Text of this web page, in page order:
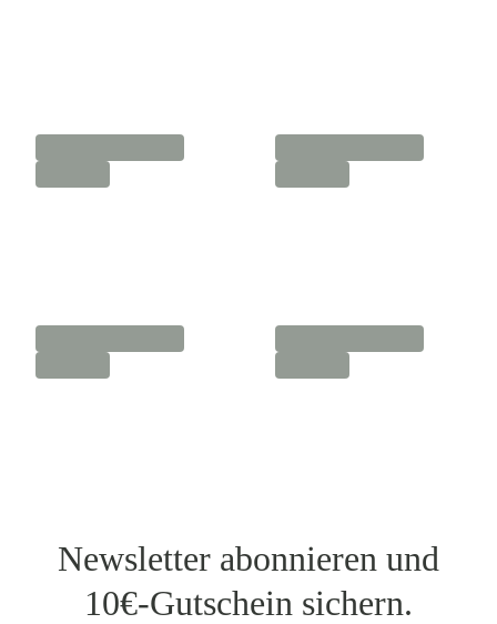
Newsletter abonnieren und
10€-Gutschein sichern.